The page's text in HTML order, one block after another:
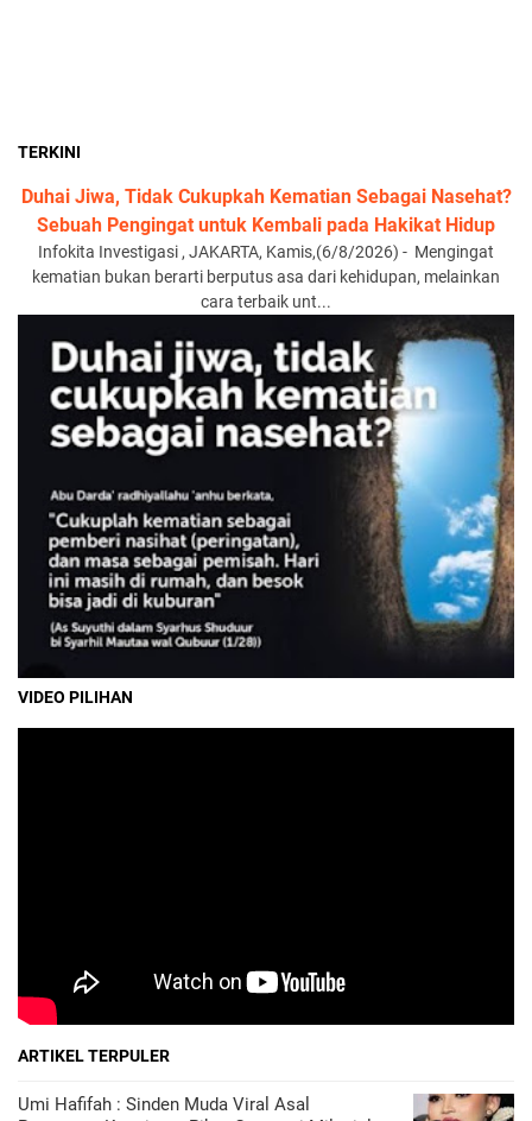
TERKINI
Duhai Jiwa, Tidak Cukupkah Kematian Sebagai Nasehat?
Sebuah Pengingat untuk Kembali pada Hakikat Hidup
Infokita Investigasi , JAKARTA, Kamis,(6/8/2026) - Mengingat
kematian bukan berarti berputus asa dari kehidupan, melainkan
cara terbaik unt...
VIDEO PILIHAN
ARTIKEL TERPULER
Umi Hafifah : Sinden Muda Viral Asal